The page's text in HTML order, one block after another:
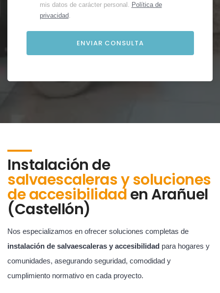
mis datos de carácter personal. Política de
privacidad.
Instalación de
salvaescaleras y soluciones
de accesibilidaden Arañuel
(Castellón)
Nos especializamos en ofrecer soluciones completas de
instalación de salvaescaleras y accesibilidad para hogares y
comunidades, asegurando seguridad, comodidad y
cumplimiento normativo en cada proyecto.